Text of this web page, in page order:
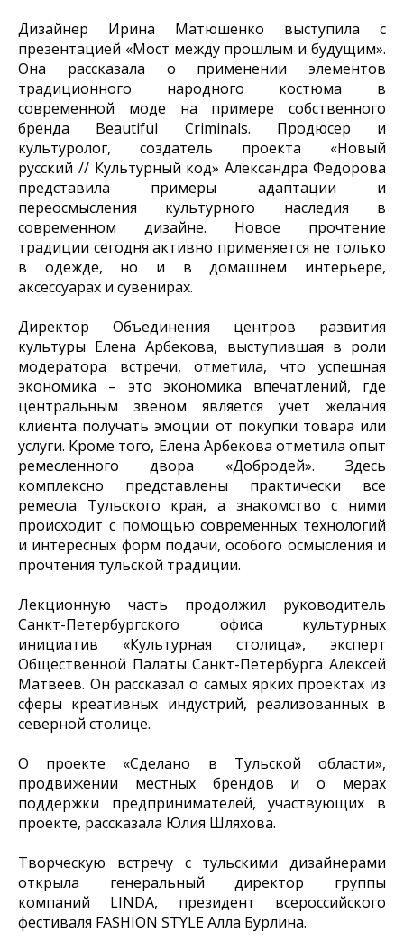
Дизайнер Ирина Матюшенко выступила с
презентацией «Мост между прошлым и будущим».
Она рассказала о применении элементов
традиционного народного костюма в
современной моде на примере собственного
бренда Beautiful Criminals. Продюсер и
культуролог, создатель проекта «Новый
русский // Культурный код» Александра Федорова
представила примеры адаптации и
переосмысления культурного наследия в
современном дизайне. Новое прочтение
традиции сегодня активно применяется не только
в одежде, но и в домашнем интерьере,
аксессуарах и сувенирах.
Директор Объединения центров развития
культуры Елена Арбекова, выступившая в роли
модератора встречи, отметила, что успешная
экономика – это экономика впечатлений, где
центральным звеном является учет желания
клиента получать эмоции от покупки товара или
услуги. Кроме того, Елена Арбекова отметила опыт
ремесленного двора «Добродей». Здесь
комплексно представлены практически все
ремесла Тульского края, а знакомство с ними
происходит с помощью современных технологий
и интересных форм подачи, особого осмысления и
прочтения тульской традиции.
Лекционную часть продолжил руководитель
Санкт-Петербургского офиса культурных
инициатив «Культурная столица», эксперт
Общественной Палаты Санкт-Петербурга Алексей
Матвеев. Он рассказал о самых ярких проектах из
сферы креативных индустрий, реализованных в
северной столице.
О проекте «Сделано в Тульской области»,
продвижении местных брендов и о мерах
поддержки предпринимателей, участвующих в
проекте, рассказала Юлия Шляхова.
Творческую встречу с тульскими дизайнерами
открыла генеральный директор группы
компаний LINDA, президент всероссийского
фестиваля FASHION STYLE Алла Бурлина.